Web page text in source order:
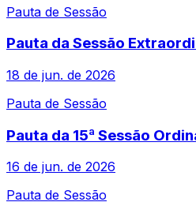
Pauta de Sessão
Pauta da Sessão
18 de jun. de 2026
Pauta de Sessão
Pauta da 15ª Sessão
16 de jun. de 2026
Pauta de Sessão